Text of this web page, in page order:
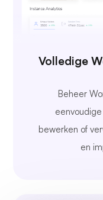
Volledige
Beheer
bewerken of
en